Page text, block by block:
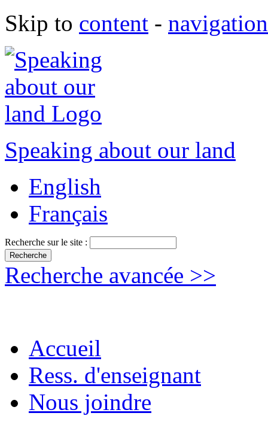
Skip to content - navigation
Speaking about our land
English
Français
Recherche sur le site :
Recherche avancée >>
Accueil
Ress. d'enseignant
Nous joindre